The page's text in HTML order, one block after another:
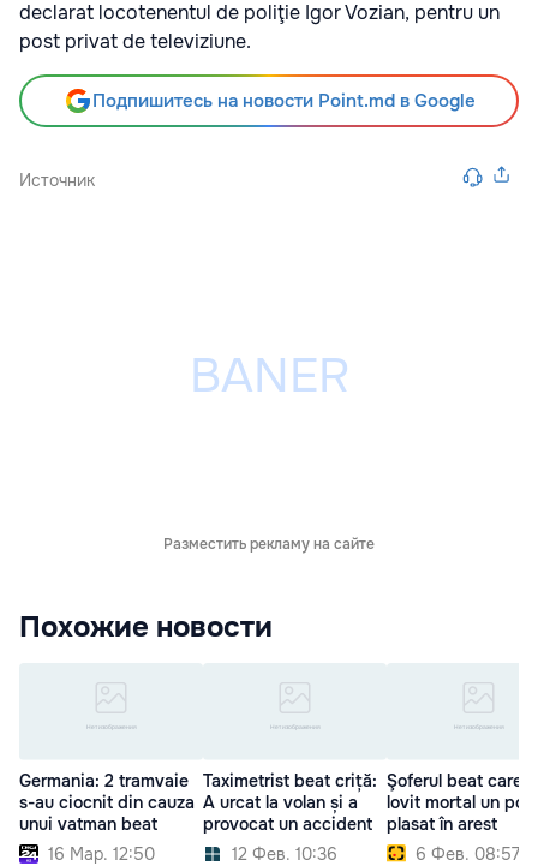
declarat locotenentul de poliţie Igor Vozian, pentru un
post privat de televiziune.
Подпишитесь на новости Point.md в Google
Источник
Разместить рекламу на сайте
Похожие новости
Germania: 2 tramvaie
s-au ciocnit din cauza
unui vatman beat
16 Мар. 12:50
Taximetrist beat criță:
A urcat la volan și a
provocat un accident
12 Фев. 10:36
Şoferul beat care a
lovit mortal un
plasat în arest
6 Фев. 08:57